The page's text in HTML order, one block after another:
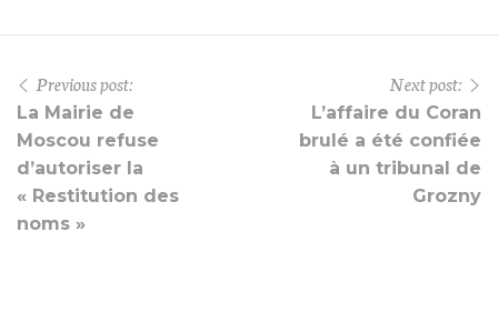
Previous post:
La Mairie de
Moscou refuse
d’autoriser la
« Restitution des
noms »
Next post:
L’affaire du Coran
brulé a été confiée
à un tribunal de
Grozny